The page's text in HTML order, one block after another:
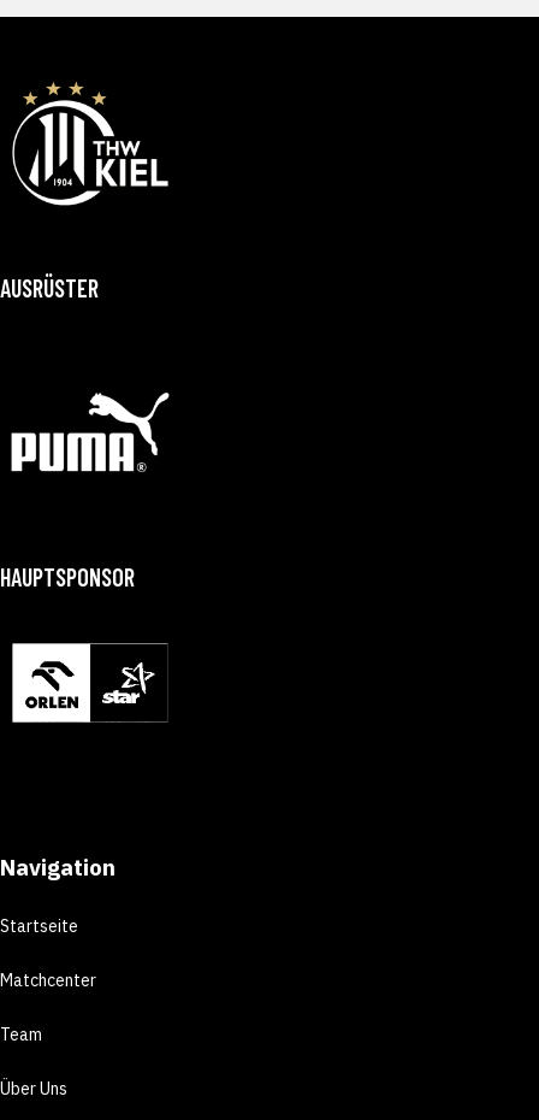
AUSRÜSTER
HAUPTSPONSOR
Navigation
Startseite
Matchcenter
Team
Über Uns